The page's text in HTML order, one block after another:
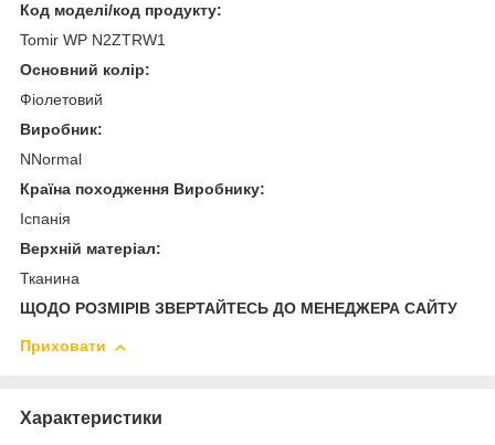
Код моделі/код продукту:
Tomir WP N2ZTRW1
Основний колір:
Фіолетовий
Виробник:
NNormal
Країна походження Виробнику:
Іспанія
Верхній матеріал:
Тканина
ЩОДО РОЗМІРІВ ЗВЕРТАЙТЕСЬ ДО МЕНЕДЖЕРА САЙТУ
Приховати
Характеристики